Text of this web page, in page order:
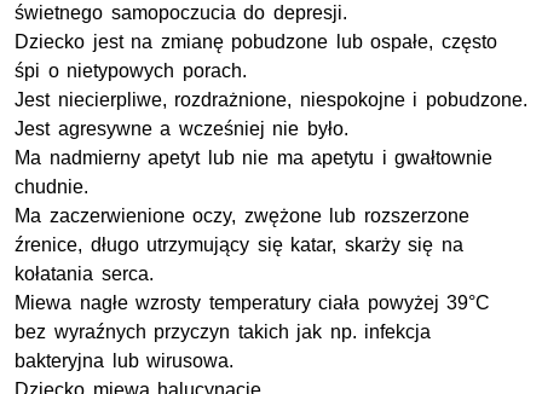
świetnego samopoczucia do depresji.
Dziecko jest na zmianę pobudzone lub ospałe, często
śpi o nietypowych porach.
Jest niecierpliwe, rozdrażnione, niespokojne i pobudzone.
Jest agresywne a wcześniej nie było.
Ma nadmierny apetyt lub nie ma apetytu i gwałtownie
chudnie.
Ma zaczerwienione oczy, zwężone lub rozszerzone
źrenice, długo utrzymujący się katar, skarży się na
kołatania serca.
Miewa nagłe wzrosty temperatury ciała powyżej 39°C
bez wyraźnych przyczyn takich jak np. infekcja
bakteryjna lub wirusowa.
Dziecko miewa halucynacje.